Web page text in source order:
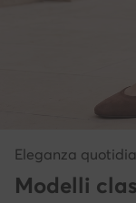
Eleganza
Modelli